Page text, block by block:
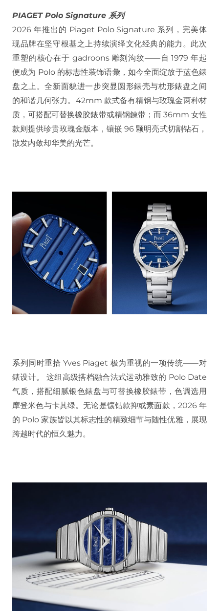
PIAGET Polo Signature 系列
2026 年推出的 Piaget Polo Signature 系列，完美体
现品牌在坚守根基之上持续演绎文化经典的能力。此次
重塑的核心在于 gadroons 雕刻沟纹——自 1979 年起
便成为 Polo 的标志性装饰语彙，如今全面绽放于蓝色錶
盘之上。全新面貌进一步突显圆形錶壳与枕形錶盘之间
的和谐几何张力。42mm 款式备有精钢与玫瑰金两种材
质，可搭配可替换橡胶錶带或精钢鍊带；而 36mm 女性
款则提供珍贵玫瑰金版本，镶嵌 96 颗明亮式切割钻石，
散发内敛却华美的光芒。
系列同时重拾 Yves Piaget 极为重视的一项传统——对
錶设计。 这组高级搭档融合法式运动雅致的 Polo Date
气质，搭配细腻银色錶盘与可替换橡胶錶带，色调选用
摩登米色与卡其绿。无论是镶钻款抑或素面款，2026 年
的 Polo 家族皆以其标志性的精致细节与随性优雅，展现
跨越时代的恒久魅力。